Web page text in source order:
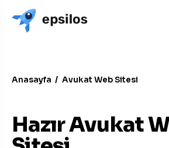
Anasayfa / Avukat Web Sitesi
Hazır Avukat